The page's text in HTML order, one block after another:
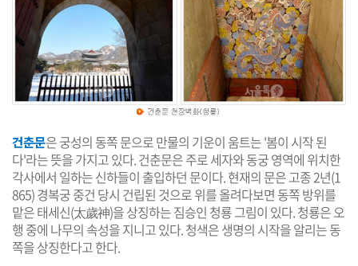
건춘문은 궁성의 동쪽 문으로 만물의 기운이 움트는 '봄이 시작 된
다'라는 뜻을 가지고 있다. 건춘문은 주로 세자와 동궁 영역에 위치한
각사에서 일하는 신하들이 출입하던 문이다. 현재의 문은 고종 2년(1
865) 경복궁 중건 당시 건립된 것으로 위를 올려다보면 동쪽 방위를
맡은 태세신(太歲神)을 상징하는 짐승인 청룡 그림이 있다. 청룡은 오
행 중에 나무의 속성을 지니고 있다. 청색은 생명의 시작을 알리는 동
쪽을 상징한다고 한다.